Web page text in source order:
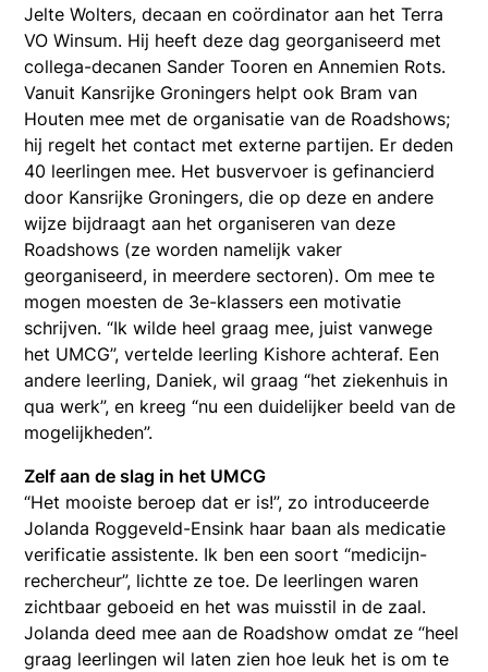
Jelte Wolters, decaan en coördinator aan het Terra
VO Winsum. Hij heeft deze dag georganiseerd met
collega-decanen Sander Tooren en Annemien Rots.
Vanuit Kansrijke Groningers helpt ook Bram van
Houten mee met de organisatie van de Roadshows;
hij regelt het contact met externe partijen. Er deden
40 leerlingen mee. Het busvervoer is gefinancierd
door Kansrijke Groningers, die op deze en andere
wijze bijdraagt aan het organiseren van deze
Roadshows (ze worden namelijk vaker
georganiseerd, in meerdere sectoren). Om mee te
mogen moesten de 3e-klassers een motivatie
schrijven. “Ik wilde heel graag mee, juist vanwege
het UMCG”, vertelde leerling Kishore achteraf. Een
andere leerling, Daniek, wil graag “het ziekenhuis in
qua werk”, en kreeg “nu een duidelijker beeld van de
mogelijkheden”.
Zelf aan de slag in het UMCG
“Het mooiste beroep dat er is!”, zo introduceerde
Jolanda Roggeveld-Ensink haar baan als medicatie
verificatie assistente. Ik ben een soort “medicijn-
rechercheur”, lichtte ze toe. De leerlingen waren
zichtbaar geboeid en het was muisstil in de zaal.
Jolanda deed mee aan de Roadshow omdat ze “heel
graag leerlingen wil laten zien hoe leuk het is om te